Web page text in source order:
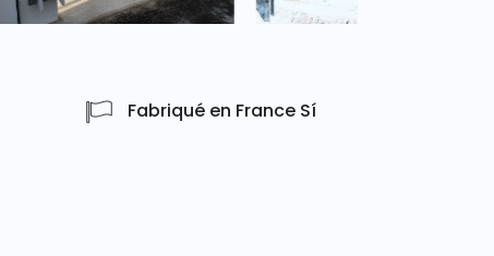
Fabriqué en France Sí